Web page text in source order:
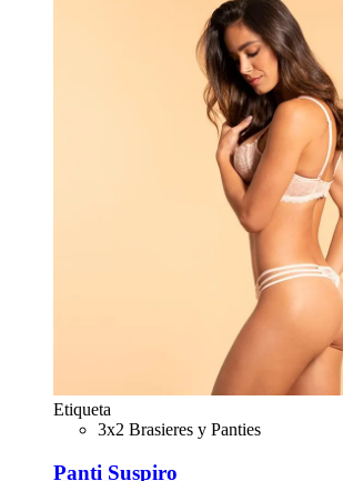
Etiqueta
3x2 Brasieres y Panties
Panti Suspiro